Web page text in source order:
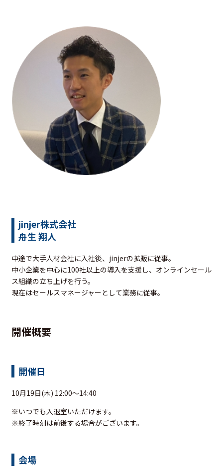
jinjer株式会社
舟生 翔人
中途で大手人材会社に入社後、jinjerの拡販に従事。
中小企業を中心に100社以上の導入を支援し、オンラインセール
ス組織の立ち上げを行う。
現在はセールスマネージャーとして業務に従事。
開催概要
開催日
10月19日(木) 12:00～14:40
※いつでも入退室いただけます。
※終了時刻は前後する場合がございます。
会場